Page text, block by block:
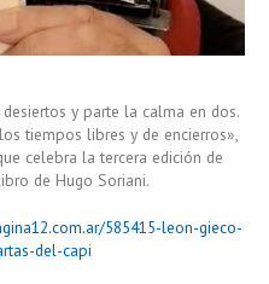
y parte la calma en dos.
tiempos libres y de encierros»,
celebra la tercera edición de
de Hugo Soriani.
585415-leon-gieco-
del-capi